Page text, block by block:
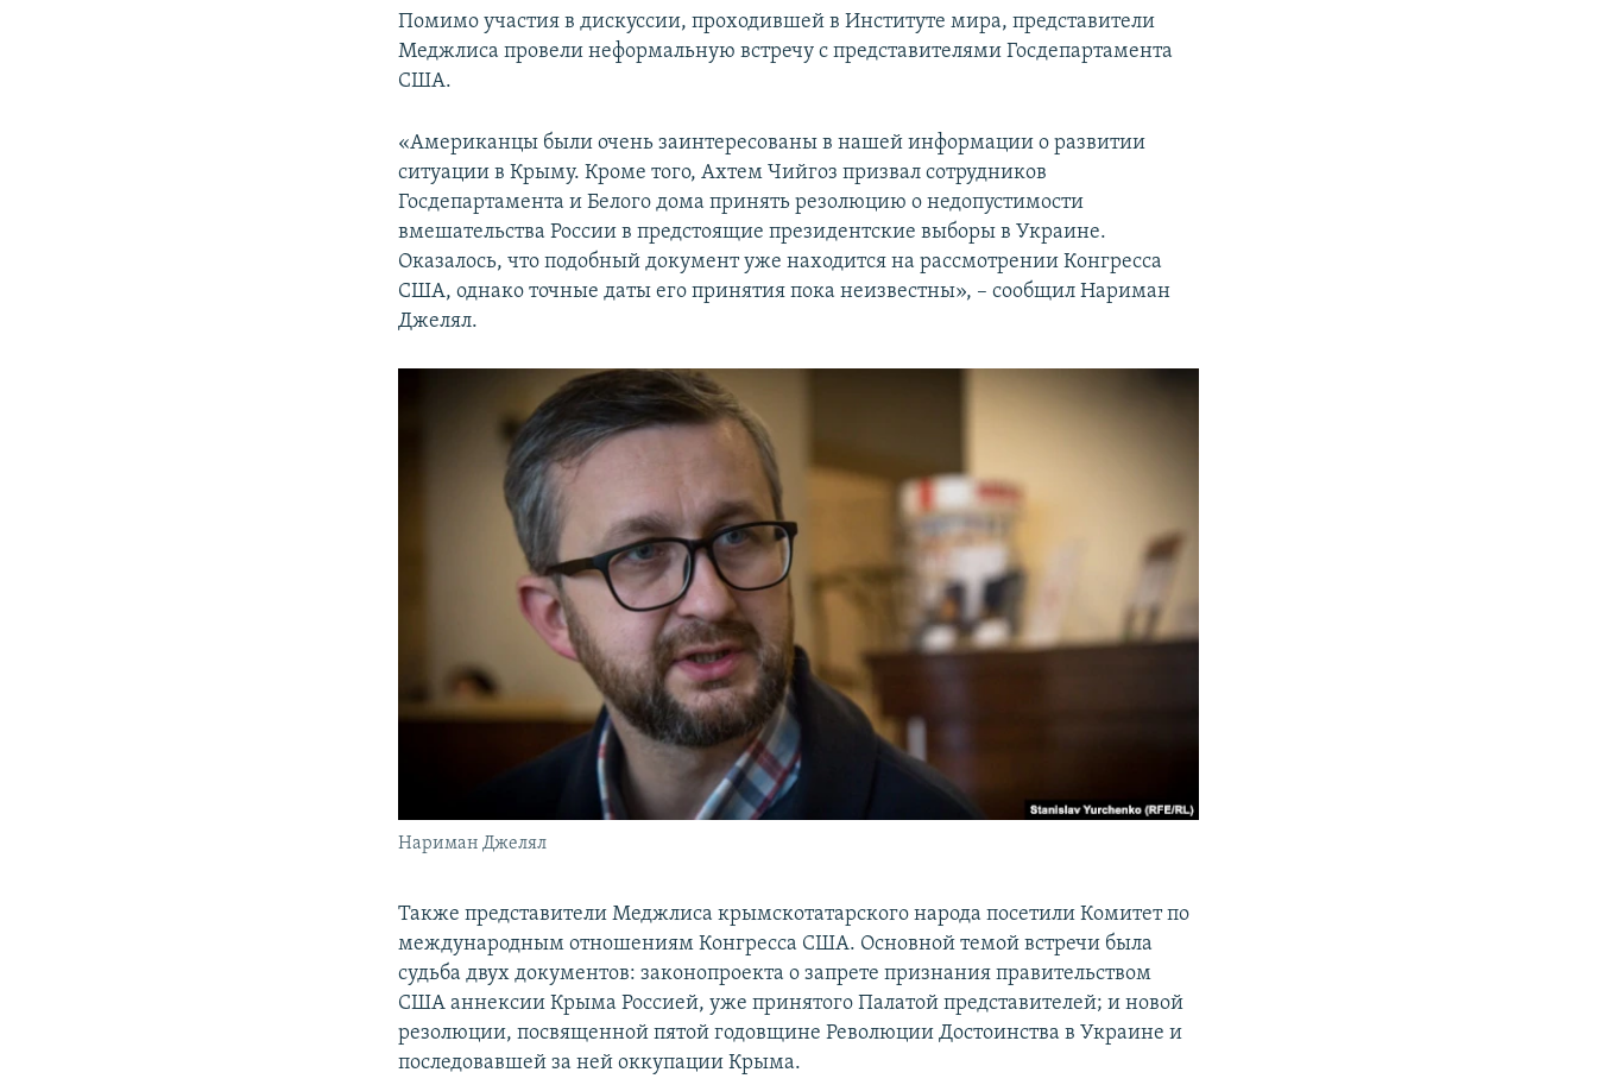
Помимо участия в дискуссии, проходившей в Институте мира, представители
Меджлиса провели неформальную встречу с представителями Госдепартамента
США.
«Американцы были очень заинтересованы в нашей информации о развитии
ситуации в Крыму. Кроме того, Ахтем Чийгоз призвал сотрудников
Госдепартамента и Белого дома принять резолюцию о недопустимости
вмешательства России в предстоящие президентские выборы в Украине.
Оказалось, что подобный документ уже находится на рассмотрении Конгресса
США, однако точные даты его принятия пока неизвестны», – сообщил Нариман
Джелял.
Нариман Джелял
Также представители Меджлиса крымскотатарского народа посетили Комитет по
международным отношениям Конгресса США. Основной темой встречи была
судьба двух документов: законопроекта о запрете признания правительством
США аннексии Крыма Россией, уже принятого Палатой представителей; и новой
резолюции, посвященной пятой годовщине Революции Достоинства в Украине и
последовавшей за ней оккупации Крыма.